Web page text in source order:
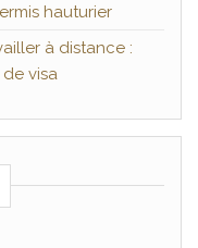
hauturier
à distance :
visa